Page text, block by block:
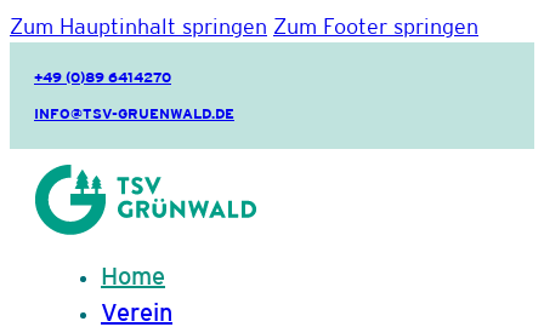
Zum Hauptinhalt springen Zum Footer springen
+49 (0)89 6414270
INFO@TSV-GRUENWALD.DE
Home
Verein